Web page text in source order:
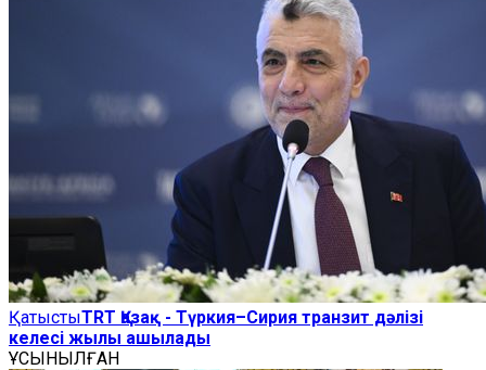
ҚатыстыTRT Қазақ - Түркия–Сирия транзит дәлізі
келесі жылы ашылады
ҰСЫНЫЛҒАН